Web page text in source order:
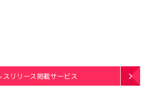
スリリース掲載サービス